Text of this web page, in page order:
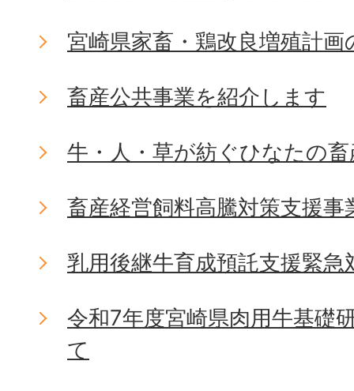
宮崎県家畜・鶏改良増殖計
畜産公共事業を紹介します
牛・人・草が紡ぐひなたの
畜産経営飼料高騰対策支援事
乳用後継牛育成預託支援緊急
令和7年度宮崎県肉用牛基礎
て